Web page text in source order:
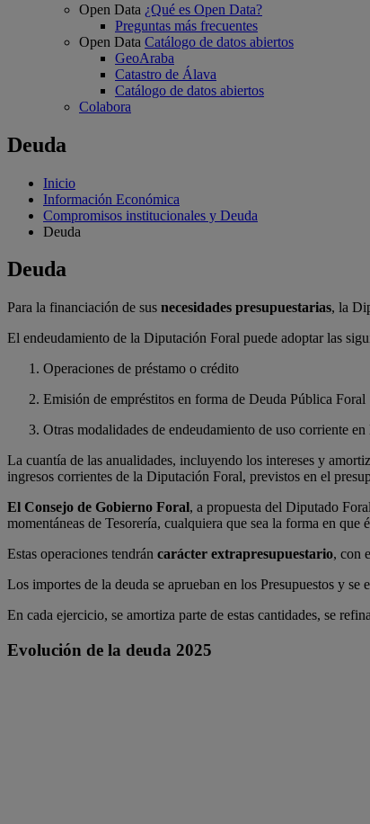
Open Data ¿Qué es Open Data?
Preguntas más frecuentes
Open Data Catálogo de datos abiertos
GeoAraba
Catastro de Álava
Catálogo de datos abiertos
Colabora
Deuda
Inicio
Información Económica
Compromisos institucionales y Deuda
Deuda
Deuda
Para la financiación de sus necesidades presupuestarias, la
El endeudamiento de la Diputación Foral puede adoptar las
Operaciones de préstamo o crédito
Emisión de empréstitos en forma de Deuda Pública Foral
Otras modalidades de endeudamiento de uso corriente
La cuantía de las anualidades, incluyendo los intereses y
ingresos corrientes de la Diputación Foral, previstos en el
El Consejo de Gobierno Foral, a propuesta del Diputado
momentáneas de Tesorería, cualquiera que sea la forma en que
Estas operaciones tendrán carácter extrapresupuestario, con
Los importes de la deuda se aprueban en los Presupuestos y
En cada ejercicio, se amortiza parte de estas cantidades, se
Evolución de la deuda 2025